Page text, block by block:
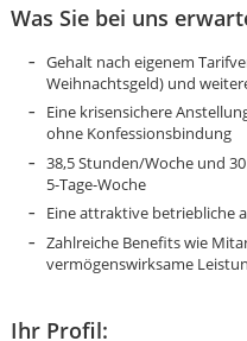
Was Sie bei uns
Gehalt nach eigenem
Weihnachtsgeld) und
Eine krisensichere
ohne Konfessionsbindung
38,5 Stunden/Woche und
5-Tage-Woche
Eine attraktive betriebliche
Zahlreiche Benefits wie
vermögenswirksame
Ihr Profil: